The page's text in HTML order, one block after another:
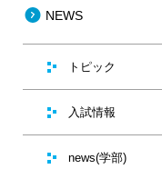
NEWS
トピック
入試情報
news(学部)